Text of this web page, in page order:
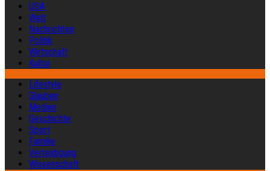
USA
Welt
Nachrichten
Politik
Wirtschaft
Kultur
Lifestyle
Glauben
Medien
Geschichte
Sport
Familie
Verteidigung
Wissenschaft